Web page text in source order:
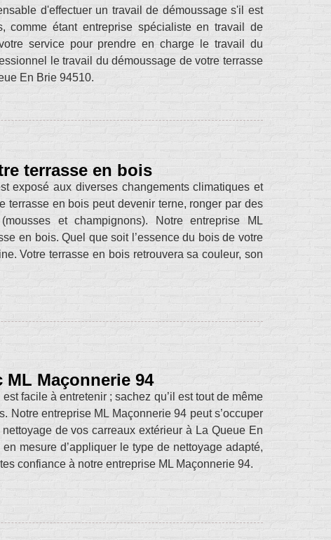
d'effectuer un travail de démoussage s'il est
comme étant entreprise spécialiste en travail de
service pour prendre en charge le travail du
le travail du démoussage de votre terrasse
En Brie 94510.
terrasse en bois
exposé aux diverses changements climatiques et
terrasse en bois peut devenir terne, ronger par des
et champignons). Notre entreprise ML
en bois. Quel que soit l’essence du bois de votre
Votre terrasse en bois retrouvera sa couleur, son
ML Maçonnerie 94
facile à entretenir ; sachez qu’il est tout de même
Notre entreprise ML Maçonnerie 94 peut s’occuper
de vos carreaux extérieur à La Queue En
mesure d’appliquer le type de nettoyage adapté,
confiance à notre entreprise ML Maçonnerie 94.